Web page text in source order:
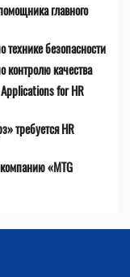
главного
технике безопасности
контролю качества
for HR
требуется HR
«MTG